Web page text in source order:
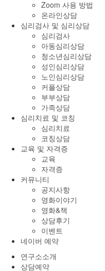
Zoom 사용 방법
온라인상담
심리검사 및 심리상담
심리검사
아동심리상담
청소년심리상담
성인심리상담
노인심리상담
커플상담
부부상담
가족상담
심리치료 및 코칭
심리치료
코칭상담
교육 및 자격증
교육
자격증
커뮤니티
공지사항
영화이야기
영화&책
상담후기
이벤트
네이버 예약
연구소소개
상담예약